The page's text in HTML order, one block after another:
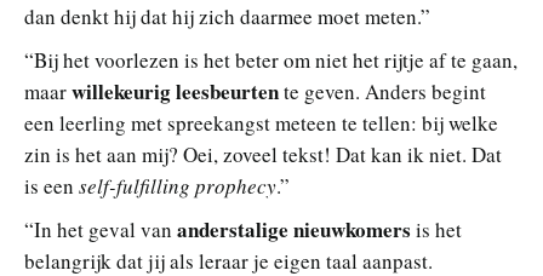
dan denkt hij dat hij zich daarmee moet meten.”
“Bij het voorlezen is het beter om niet het rijtje af te gaan,
maarwillekeurig leesbeurtente geven. Anders begint
een leerling met spreekangst meteen te tellen: bij welke
zin is het aan mij? Oei, zoveel tekst! Dat kan ik niet. Dat
is een self-fulfilling prophecy.”
“In het geval van anderstalige nieuwkomers is het
belangrijk dat jij als leraar je eigen taal aanpast.